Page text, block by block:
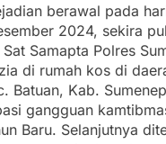
berawal pada
2024, sekira
Samapta Polres
di rumah kos di
Batuan, Kab.
gangguan
Baru. Selanjutnya